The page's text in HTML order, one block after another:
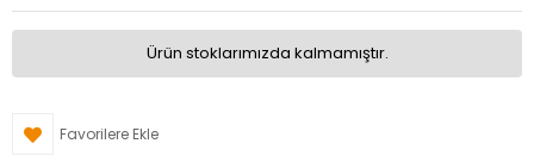
Ürün stoklarımızda kalmamıştır.
Favorilere Ekle